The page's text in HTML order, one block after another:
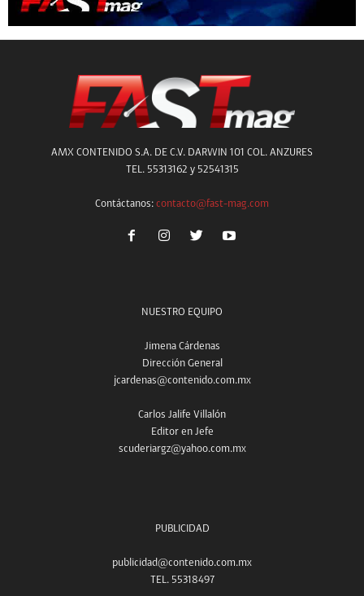
AMX CONTENIDO S.A. DE C.V. DARWIN 101 COL. ANZURES
TEL. 55313162 y 52541315
Contáctanos: contacto@fast-mag.com
NUESTRO EQUIPO
Jimena Cárdenas
Dirección General
jcardenas@contenido.com.mx
Carlos Jalife Villalón
Editor en Jefe
scuderiargz@yahoo.com.mx
PUBLICIDAD
publicidad@contenido.com.mx
TEL. 55318497